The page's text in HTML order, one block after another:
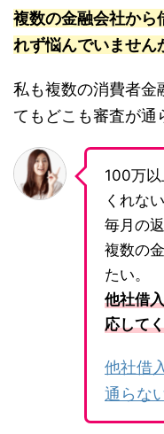
複数の金融会社から
れず悩んでいません
私も複数の消費者金
てもどこも審査が通
100万
くれな
毎月の
複数の
たい。
他社借
応して
他社借
通らな